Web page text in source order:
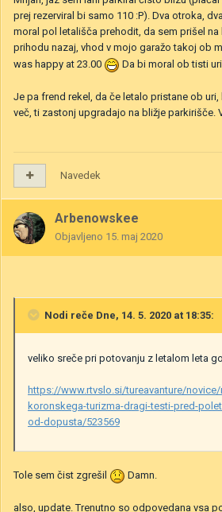
prej rezerviral bi samo 110 :P). Dva otroka,
moral pol letališča prehodit, da sem prišel na
prihodu nazaj, vhod v mojo garažo takoj ob
was happy at 23.00
Da bi moral ob tisti
Je pa frend rekel, da če letalo pristane ob
več, ti zastonj upgradajo na bližje parkirišče.
Navedek
Arbenowskee
Objavljeno 15. maj 2020
Nodi reče Dne, 14. 5. 2020 at 18:35:
veliko sreče pri potovanju z letalom leta
https://www.rtvslo.si/tureavanture/
koronskega-turizma-dragi-testi-pred-
od-dopusta/523569
Tole sem čist zgrešil Damn.
also, update. Trenutno so odpovedana vsa